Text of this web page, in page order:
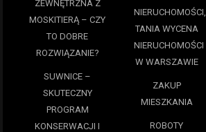
ZEWNĘTRZNA Z
MOSKITIERĄ – CZY
TO DOBRE
ROZWIĄZANIE?
SUWNICE –
SKUTECZNY
PROGRAM
KONSERWACJI I
NIERUCHOMOŚCI,
TANIA WYCENA
NIERUCHOMOŚCI
W WARSZAWIE
ZAKUP
MIESZKANIA
ROBOTY